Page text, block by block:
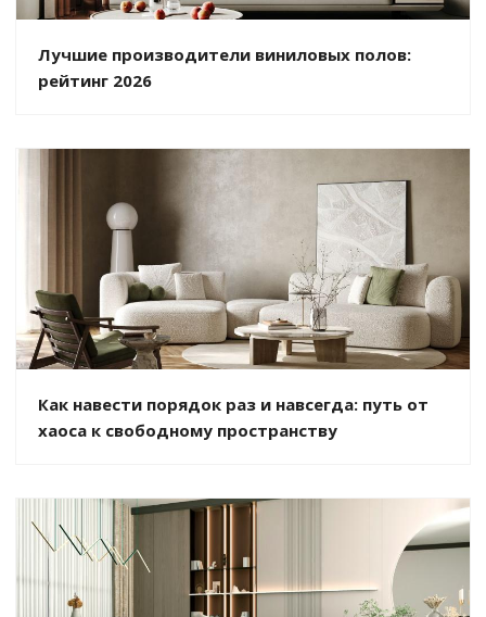
Лучшие производители виниловых полов:
рейтинг 2026
Как навести порядок раз и навсегда: путь от
хаоса к свободному пространству